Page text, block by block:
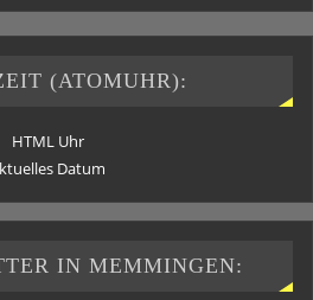
(ATOMUHR):
HTML Uhr
Datum
IN MEMMINGEN: